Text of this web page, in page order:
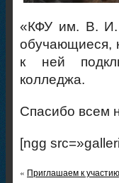
«КФУ им. В. И.
обучающиеся,
к ней
колледжа.
Спасибо всем
[ngg
« Приглашаем к